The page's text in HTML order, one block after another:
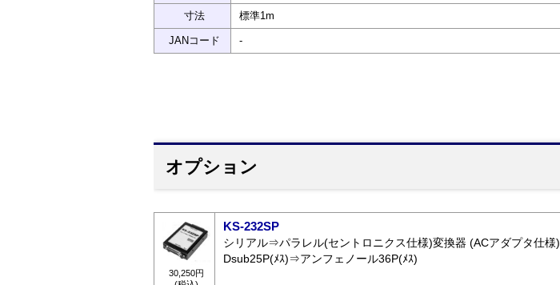
寸法 標準1m
JANコード -
オプション
30,250円
KS-232SP
シリアル⇒パラレル(セントロニクス仕様)変換器 (ACアダプタ仕様)
Dsub25P(ﾒｽ)⇒アンフェノール36P(ﾒｽ)